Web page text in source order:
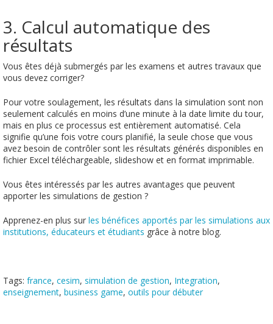
3. Calcul automatique des
résultats
Vous êtes déjà submergés par les examens et autres travaux que
vous devez corriger?
Pour votre soulagement, les résultats dans la simulation sont non
seulement calculés en moins d’une minute à la date limite du tour,
mais en plus ce processus est entièrement automatisé. Cela
signifie qu’une fois votre cours planifié, la seule chose que vous
avez besoin de contrôler sont les résultats générés disponibles en
fichier Excel téléchargeable, slideshow et en format imprimable.
Vous êtes intéressés par les autres avantages que peuvent
apporter les simulations de gestion ?
Apprenez-en plus sur les bénéfices apportés par les simulations aux
institutions, éducateurs et étudiants grâce à notre blog.
Tags: france, cesim, simulation de gestion, Integration,
enseignement, business game, outils pour débuter